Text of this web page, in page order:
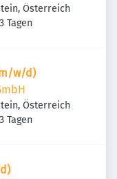
Österreich
Tagen
w/d)
Österreich
Tagen